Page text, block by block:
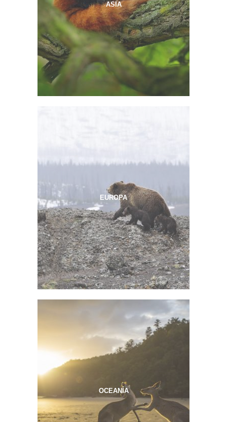
ASIA
EUROPA
OCEANÍA